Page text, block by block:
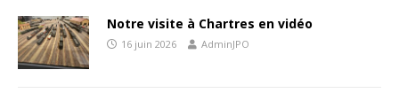
Notre visite à Chartres en vidéo
16 juin 2026 AdminJPO